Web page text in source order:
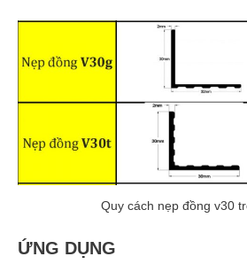
Quy cách nẹp đồng v30
ỨNG DỤNG